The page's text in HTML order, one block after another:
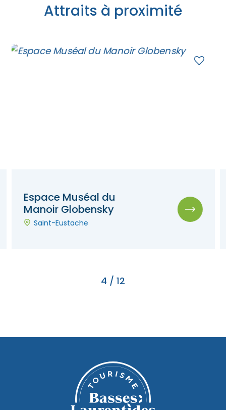
Attraits à proximité
Espace Muséal du
Manoir Globensky
Saint-Eustache
4 / 12